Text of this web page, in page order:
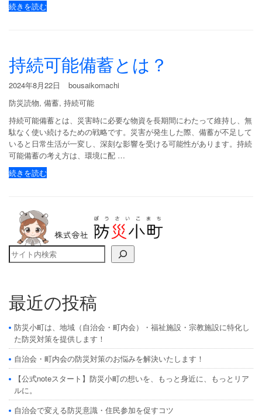
続きを読む
持続可能備蓄とは？
2024年8月22日
bousaikomachi
防災読物, 備蓄, 持続可能
持続可能備蓄とは、災害時に必要な物資を長期間にわたって維持し、無
駄なく使い続けるための戦略です。災害が発生した際、備蓄が不足して
いると日常生活が一変し、深刻な影響を受ける可能性があります。持続
可能備蓄の考え方は、環境に配 …
続きを読む
検索
最近の投稿
防災小町は、地域（自治会・町内会）・福祉施設・宗教施設に特化し
た防災対策を提供します！
自治会・町内会の防災対策のお悩みを解決いたします！
【公式noteスタート】防災小町の想いを、もっと身近に、もっとリア
ルに。
自治会で変える防災意識・住民参加を促すコツ